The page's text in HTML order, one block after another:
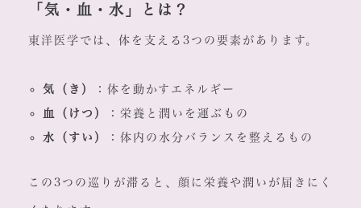
「気・血・水」とは？
東洋医学では、体を支える3つの要素があります。
気（き） ：体を動かすエネルギー
血（けつ） ：栄養と潤いを運ぶもの
水（すい） ：体内の水分バランスを整えるもの
この3つの巡りが滞ると、顔に栄養や潤いが届きにく